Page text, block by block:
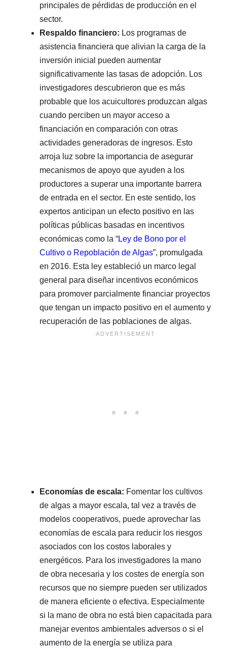
principales de pérdidas de producción en el
sector.
Respaldo financiero: Los programas de
asistencia financiera que alivian la carga de la
inversión inicial pueden aumentar
significativamente las tasas de adopción. Los
investigadores descubrieron que es más
probable que los acuicultores produzcan algas
cuando perciben un mayor acceso a
financiación en comparación con otras
actividades generadoras de ingresos. Esto
arroja luz sobre la importancia de asegurar
mecanismos de apoyo que ayuden a los
productores a superar una importante barrera
de entrada en el sector. En este sentido, los
expertos anticipan un efecto positivo en las
políticas públicas basadas en incentivos
económicas como la “Ley de Bono por el
Cultivo o Repoblación de Algas”, promulgada
en 2016. Esta ley estableció un marco legal
general para diseñar incentivos económicos
para promover parcialmente financiar proyectos
que tengan un impacto positivo en el aumento y
recuperación de las poblaciones de algas.
Economías de escala: Fomentar los cultivos
de algas a mayor escala, tal vez a través de
modelos cooperativos, puede aprovechar las
economías de escala para reducir los riesgos
asociados con los costos laborales y
energéticos. Para los investigadores la mano
de obra necesaria y los costes de energía son
recursos que no siempre pueden ser utilizados
de manera eficiente o efectiva. Especialmente
si la mano de obra no está bien capacitada para
manejar eventos ambientales adversos o si el
aumento de la energía se utiliza para